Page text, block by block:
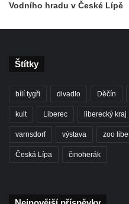
Vodního hradu v České Lípě
Štítky
bílí tygři divadlo Děčín
kult Liberec liberecký kraj
varnsdorf výstava zoo
Česká Lípa činoherák